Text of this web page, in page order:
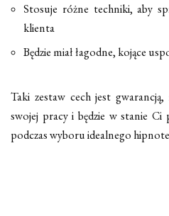
Stosuje różne techniki, aby
klienta
Będzie miał łagodne, kojące
Taki zestaw cech jest
swojej pracy i będzie w stanie Ci
podczas wyboru idealnego